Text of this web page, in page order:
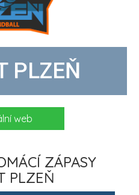
PLZEŇ
web
ZÁPASY
PLZEŇ